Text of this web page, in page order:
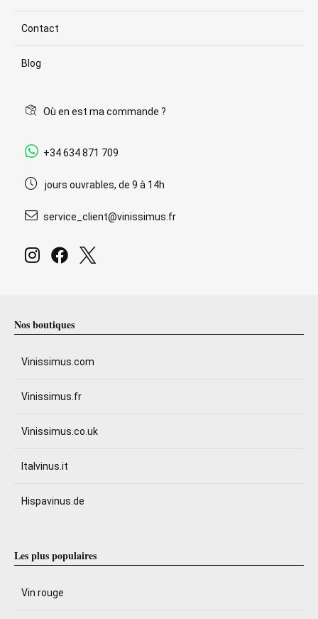
Contact
Blog
Où en est ma commande ?
+34 634 871 709
jours ouvrables, de 9 à 14h
service_client@vinissimus.fr
Nos boutiques
Vinissimus.com
Vinissimus.fr
Vinissimus.co.uk
Italvinus.it
Hispavinus.de
Les plus populaires
Vin rouge